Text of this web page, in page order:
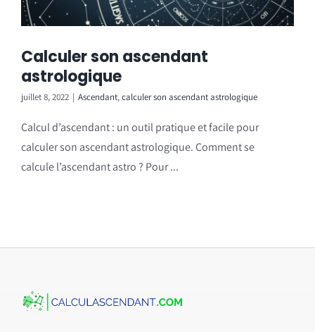
Calculer son ascendant
astrologique
juillet 8, 2022 | Ascendant,calculer son ascendant astrologique
Calcul d’ascendant : un outil pratique et facile pour
calculer son ascendant astrologique. Comment se
calcule l’ascendant astro ? Pour ...